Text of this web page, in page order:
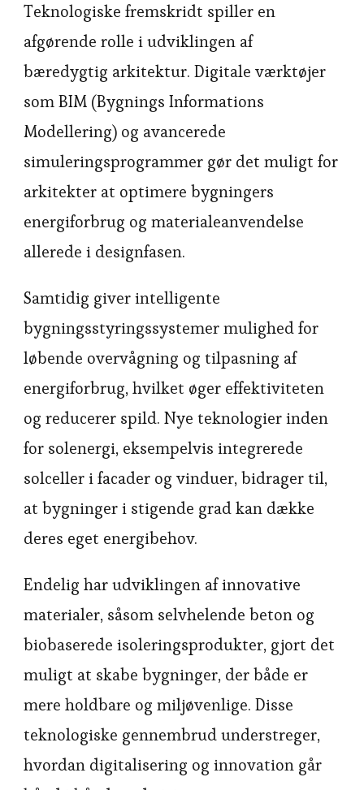
Teknologiske fremskridt spiller en
afgørende rolle i udviklingen af
bæredygtig arkitektur. Digitale værktøjer
som BIM (Bygnings Informations
Modellering) og avancerede
simuleringsprogrammer gør det muligt for
arkitekter at optimere bygningers
energiforbrug og materialeanvendelse
allerede i designfasen.
Samtidig giver intelligente
bygningsstyringssystemer mulighed for
løbende overvågning og tilpasning af
energiforbrug, hvilket øger effektiviteten
og reducerer spild. Nye teknologier inden
for solenergi, eksempelvis integrerede
solceller i facader og vinduer, bidrager til,
at bygninger i stigende grad kan dække
deres eget energibehov.
Endelig har udviklingen af innovative
materialer, såsom selvhelende beton og
biobaserede isoleringsprodukter, gjort det
muligt at skabe bygninger, der både er
mere holdbare og miljøvenlige. Disse
teknologiske gennembrud understreger,
hvordan digitalisering og innovation går